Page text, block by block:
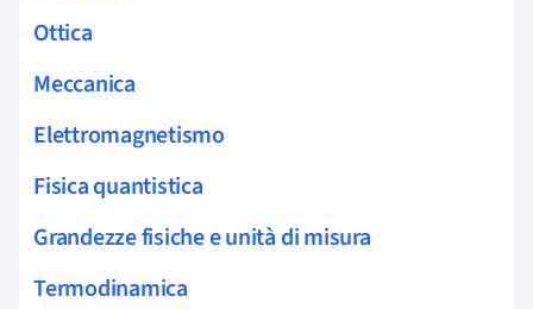
Ottica
Meccanica
Elettromagnetismo
Fisica quantistica
Grandezze fisiche e unità di misura
Termodinamica